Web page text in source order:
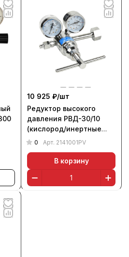
10 925 ₽/шт
Редуктор высокого
давления РВД-30/10
(кислород/инертные
газы, поверенный),
0 Арт. 2141001PV
В корзину